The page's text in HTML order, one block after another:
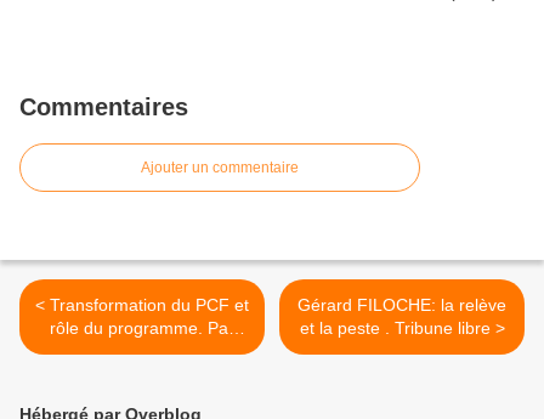
Commentaires
Ajouter un commentaire
< Transformation du PCF et
rôle du programme. Par
Gauthier Hordel. Tribune
Gérard FILOCHE: la relève
et la peste . Tribune libre >
Hébergé par Overblog